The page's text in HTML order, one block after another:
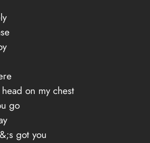
on my chest
go
got you